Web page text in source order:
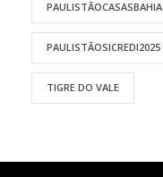
PAULISTÃOCASASBAHIA
PAULISTÃOSICREDI2025
TIGRE DO VALE